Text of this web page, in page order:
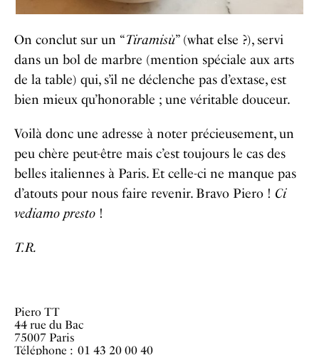
On conclut sur un “Tiramisù” (what else ?), servi
dans un bol de marbre (mention spéciale aux arts
de la table) qui, s’il ne déclenche pas d’extase, est
bien mieux qu’honorable ; une véritable douceur.
Voilà donc une adresse à noter précieusement, un
peu chère peut-être mais c’est toujours le cas des
belles italiennes à Paris. Et celle-ci ne manque pas
d’atouts pour nous faire revenir. Bravo Piero ! Ci
vediamo presto !
T.R.
Piero TT
44 rue du Bac
75007 Paris
Téléphone : 01 43 20 00 40